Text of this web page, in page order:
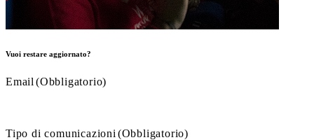
Vuoi restare aggiornato?
Email (Obbligatorio)
Tipo di comunicazioni (Obbligatorio)